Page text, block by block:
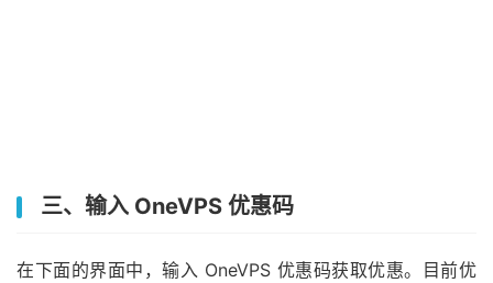
三、输入 OneVPS 优惠码
在下面的界面中，输入 OneVPS 优惠码获取优惠。目前优